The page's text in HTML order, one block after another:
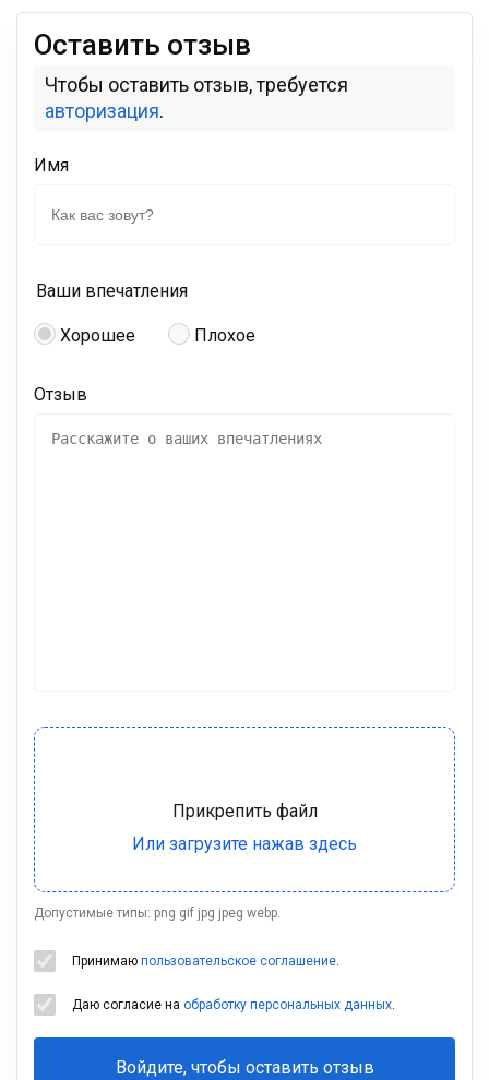
Оставить отзыв
Чтобы оставить отзыв, требуется
авторизация.
Имя
Ваши впечатления
Хорошее Плохое
Отзыв
Допустимые типы: png gif jpg jpeg webp.
Принимаю пользовательское соглашение.
Даю согласие на обработку персональных данных.
Войдите, чтобы оставить отзыв